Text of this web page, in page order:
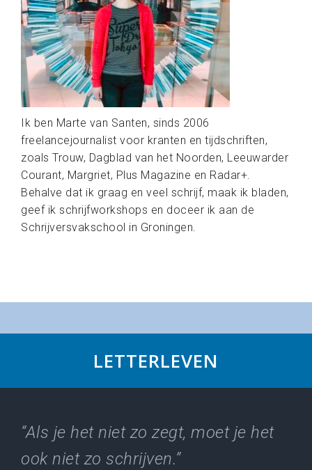
Ik ben Marte van Santen, sinds 2006
freelancejournalist voor kranten en tijdschriften,
zoals Trouw, Dagblad van het Noorden, Leeuwarder
Courant, Margriet, Plus Magazine en Radar+.
Behalve dat ik graag en veel schrijf, maak ik bladen,
geef ik schrijfworkshops en doceer ik aan de
Schrijversvakschool in Groningen.
LETTERLEVEN
“Als je het niet zo zegt, moet je het
ook niet zo schrijven.”